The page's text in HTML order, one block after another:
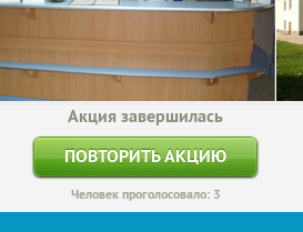
Акция завершилась
ПОВТОРИТЬ АКЦИЮ
Человек проголосовало: 3